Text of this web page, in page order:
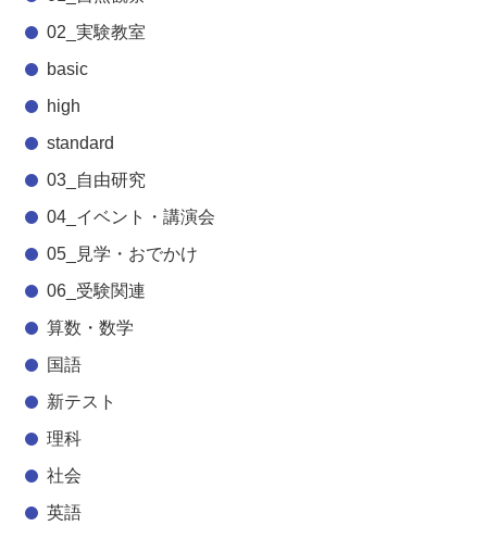
02_実験教室
basic
high
standard
03_自由研究
04_イベント・講演会
05_見学・おでかけ
06_受験関連
算数・数学
国語
新テスト
理科
社会
英語